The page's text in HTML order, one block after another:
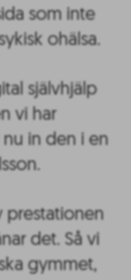
som inte
ohälsa.
självhjälp
vi har
in den i en
prestationen
det. Så vi
gymmet,